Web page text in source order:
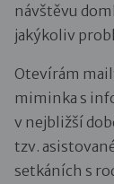
návštěvu
jakýkoliv
Otevírám
miminka s
v nejbližší
tzv.
setkáních s